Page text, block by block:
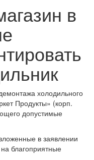
в
холодильного
Продукты» (корп.
допустимые
в заявлении
благоприятные